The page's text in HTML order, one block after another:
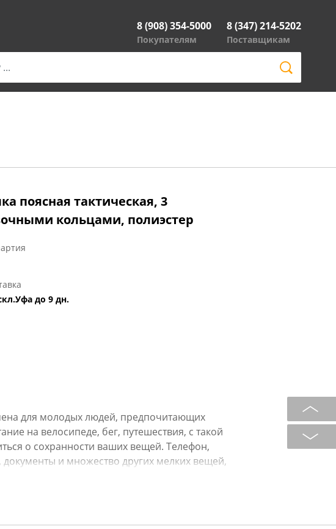
8 (908) 354-5000
Покупателям
8 (347) 214-5202
Поставщикам
поясная тактическая, 3
кольцами, полиэстер
до 9 дн.
для молодых людей, предпочитающих
на велосипеде, бег, путешествия, с такой
о сохранности ваших вещей. Телефон,
и множество других мелких вещей,
отделениях, закрывающихся на молнию, а за
надежно зафиксируется на поясе и